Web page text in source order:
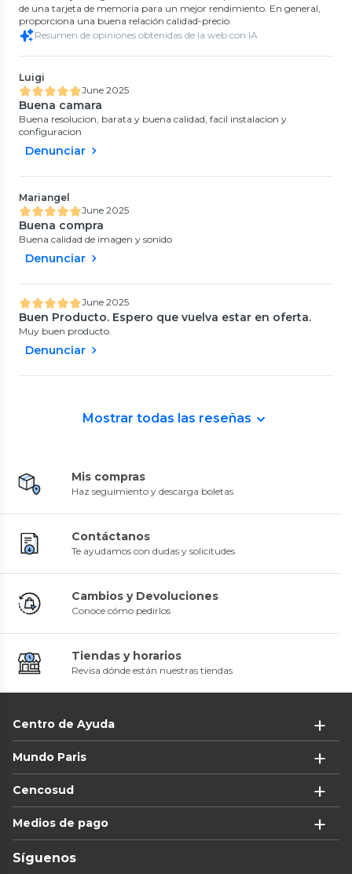
de una tarjeta de memoria para un mejor rendimiento. En general,
proporciona una buena relación calidad-precio.
Resumen de opiniones obtenidas de la web con IA
Luigi
June 2025
Buena camara
Buena resolucion, barata y buena calidad, facil instalacion y
configuracion
Denunciar
Mariangel
June 2025
Buena compra
Buena calidad de imagen y sonido
Denunciar
June 2025
Buen Producto. Espero que vuelva estar en oferta.
Muy buen producto.
Denunciar
Mostrar todas las reseñas
Mis compras
Haz seguimiento y descarga boletas
Contáctanos
Te ayudamos con dudas y solicitudes
Cambios y Devoluciones
Conoce cómo pedirlos
Tiendas y horarios
Revisa dónde están nuestras tiendas
Centro de Ayuda
Mundo Paris
Cencosud
Medios de pago
Síguenos